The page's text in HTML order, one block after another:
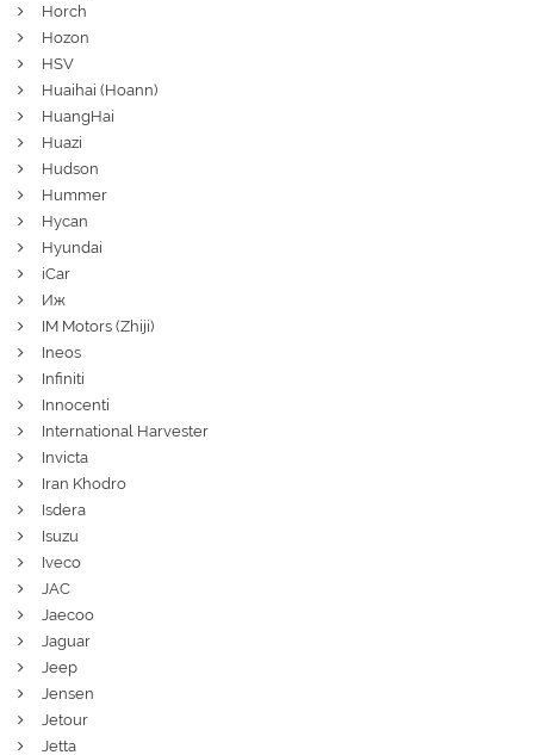
Horch
Hozon
HSV
Huaihai (Hoann)
HuangHai
Huazi
Hudson
Hummer
Hycan
Hyundai
iCar
Иж
IM Motors (Zhiji)
Ineos
Infiniti
Innocenti
International Harvester
Invicta
Iran Khodro
Isdera
Isuzu
Iveco
JAC
Jaecoo
Jaguar
Jeep
Jensen
Jetour
Jetta